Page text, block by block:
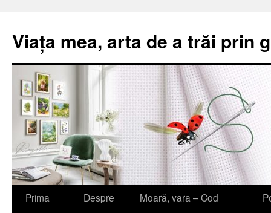
Viața mea, arta de a trăi prin
Sari
Prima
Despre
Moară, vara – Cod